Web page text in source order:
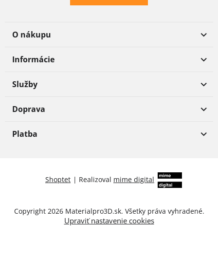
O nákupu
Informácie
Služby
Doprava
Platba
Shoptet | Realizoval mime digital
Copyright 2026 Materialpro3D.sk. Všetky práva vyhradené.
Upraviť nastavenie cookies